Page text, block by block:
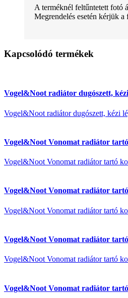
A terméknél feltűntetett fotó
Megrendelés esetén kérjük
Kapcsolódó termékek
Vogel&Noot radiátor dugószett,
Vogel&Noot radiátor dugószett, kézi
Vogel&Noot Vonomat radiátor
Vogel&Noot Vonomat radiátor tartó
Vogel&Noot Vonomat radiátor
Vogel&Noot Vonomat radiátor tartó
Vogel&Noot Vonomat radiátor
Vogel&Noot Vonomat radiátor tartó
Vogel&Noot Vonomat radiátor